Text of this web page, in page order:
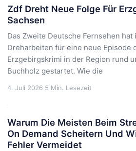
Zdf Dreht Neue Folge Für
Sachsen
Das Zweite Deutsche Fernsehen hat
Dreharbeiten für eine neue Episode
Erzgebirgskrimi in der Region rund
Buchholz gestartet. Wie die
4. Juli 2026 5 Min. Lesezeit
Warum Die Meisten Beim
On Demand Scheitern Und
Fehler Vermeidet